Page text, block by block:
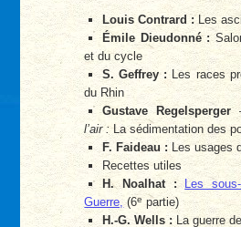
Louis Contrard :Les
Émile Dieudonné :
et du cycle
S. Geffrey : Les races
du Rhin
Gustave Regelsperger
l’air : La sédimentation des
F. Faideau :Les usages
Recettes utiles
H. Noalhat :
Les
Guerre, (6e partie)
H.-G. Wells :La guerre